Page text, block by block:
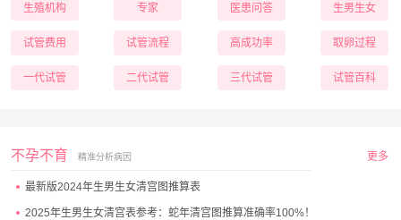
生殖机构 专家 医患问答 生男生女
试管费用 试管流程 高成功率 取卵过程
一代试管 二代试管 三代试管 试管百科
不孕不育 精准分析病因 更多
最新版2024年生男生女清宫图推算表
2025年生男生女清宫表参考：蛇年清宫图推算准确率100%！